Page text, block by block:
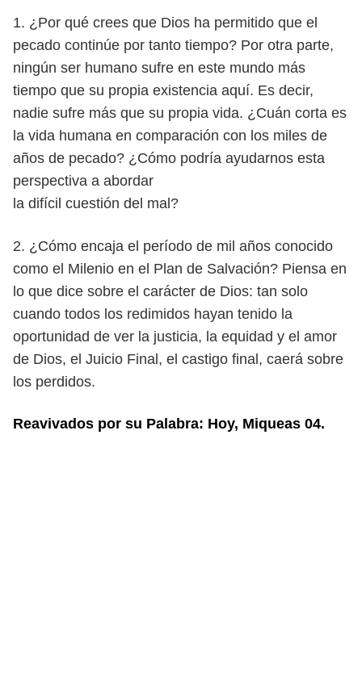
1. ¿Por qué crees que Dios ha permitido que el
pecado continúe por tanto tiempo? Por otra parte,
ningún ser humano sufre en este mundo más
tiempo que su propia existencia aquí. Es decir,
nadie sufre más que su propia vida. ¿Cuán corta es
la vida humana en comparación con los miles de
años de pecado? ¿Cómo podría ayudarnos esta
perspectiva a abordar
la difícil cuestión del mal?
2. ¿Cómo encaja el período de mil años conocido
como el Milenio en el Plan de Salvación? Piensa en
lo que dice sobre el carácter de Dios: tan solo
cuando todos los redimidos hayan tenido la
oportunidad de ver la justicia, la equidad y el amor
de Dios, el Juicio Final, el castigo final, caerá sobre
los perdidos.
Reavivados por su Palabra: Hoy, Miqueas 04.